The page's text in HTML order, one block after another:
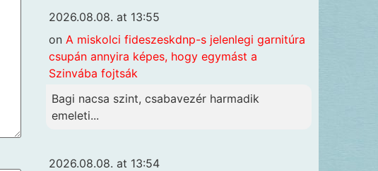
2026.08.08. at 13:55
on A miskolci fideszeskdnp-s jelenlegi garnitúra
csupán annyira képes, hogy egymást a
Szinvába fojtsák
Bagi nacsa szint, csabavezér harmadik
emeleti...
2026.08.08. at 13:54